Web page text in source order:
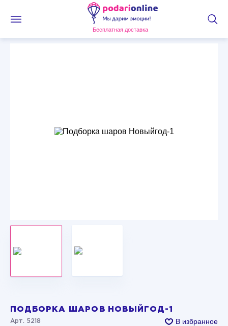
Бесплатная доставка
ПОДБОРКА ШАРОВ НОВЫЙГОД-1
Арт. 5218 В избранное